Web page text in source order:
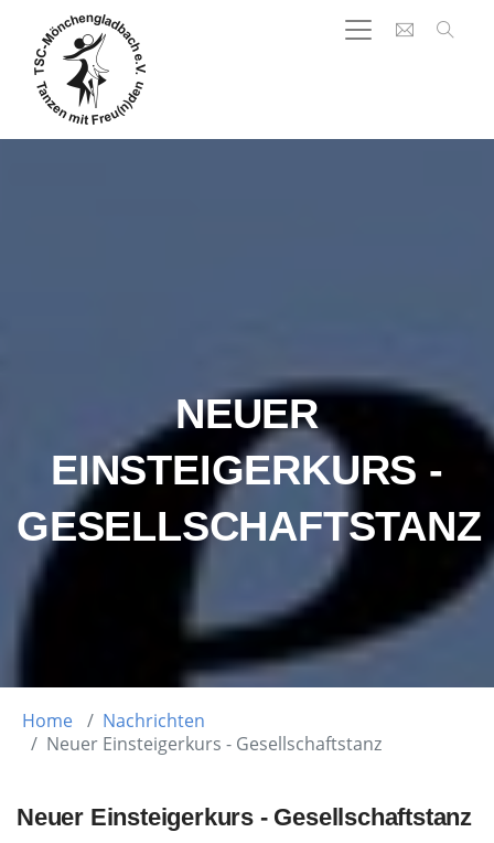
NEUER
EINSTEIGERKURS -
GESELLSCHAFTSTANZ
Home
Nachrichten
Neuer Einsteigerkurs - Gesellschaftstanz
Neuer Einsteigerkurs - Gesellschaftstanz